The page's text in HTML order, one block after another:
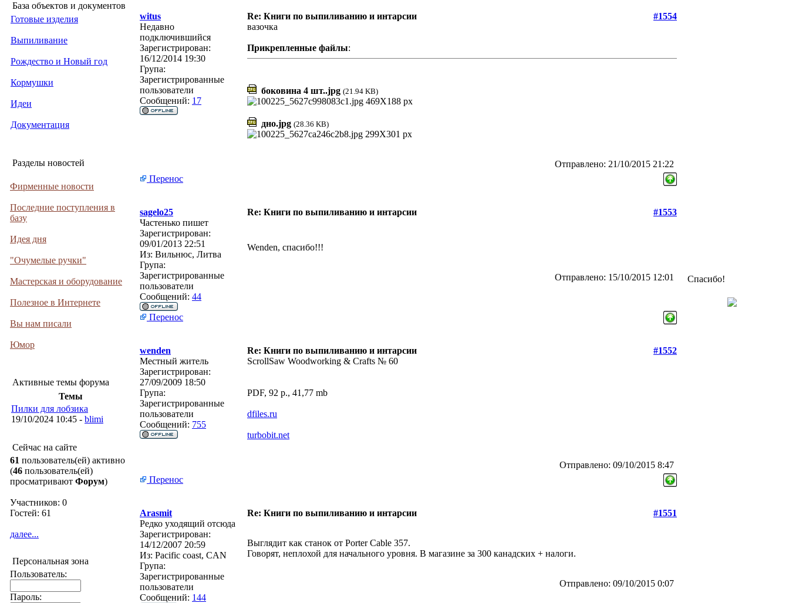
База объектов и документов
Готовые изделия
Выпиливание
Рождество и Новый год
Кормушки
Идеи
Документация
Разделы новостей
Фирменные новости
Последние поступления в
базу
Идея дня
"Очумелые ручки"
Мастерская и оборудование
Полезное в Интернете
Вы нам писали
Юмор
Активные темы форума
Темы
Пилки для лобзика
19/10/2024 10:45 - blimi
Сейчас на сайте
61 пользователь(ей) активно
(46 пользователь(ей)
просматривают Форум)
Участников: 0
Гостей: 61
далее...
Персональная зона
Пользователь:
Пароль:
witus Re: Книги по выпиливанию и интарсии
#1554
Недавно
подключившийся
Зарегистрирован:
16/12/2014 19:30
Група:
Зарегистрированные
пользователи
Сообщений: 17
вазочка
Прикрепленные файлы:
боковина 4 шт..jpg (21.94 KB)
дно.jpg (28.36 KB)
Отправлено: 21/10/2015 21:22
Перенос
sagelo25 Re: Книги по выпиливанию и интарсии
#1553
Частенько пишет
Зарегистрирован:
09/01/2013 22:51
Из: Вильнюс, Литва
Група:
Зарегистрированные
пользователи
Сообщений: 44
Wenden, спасибо!!!
Отправлено: 15/10/2015 12:01
Перенос
wenden Re: Книги по выпиливанию и интарсии
#1552
Местный житель
Зарегистрирован:
27/09/2009 18:50
Група:
Зарегистрированные
пользователи
Сообщений: 755
ScrollSaw Woodworking & Crafts № 60
PDF, 92 p., 41,77 mb
dfiles.ru
turbobit.net
Отправлено: 09/10/2015 8:47
Перенос
Arasmit Re: Книги по выпиливанию и интарсии
#1551
Редко уходящий отсюда
Зарегистрирован:
14/12/2007 20:59
Из: Pacific coast, CAN
Група:
Зарегистрированные
пользователи
Сообщений: 144
Выглядит как станок от Porter Cable 357.
Говорят, неплохой для начального уровня. В магазине за 300 канадских + налоги.
Отправлено: 09/10/2015 0:07
Спасибо!